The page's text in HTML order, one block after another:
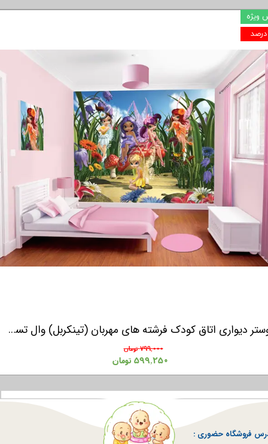
پوستر دیواری اتاق کودک فرشته های مهربان (تینکربل) وال تستیک WALLSTIC
۷۹۹,۰۰۰ تومان
۵۹۹,۲۵۰ تومان
ویژه
فروشگاه حضوری :